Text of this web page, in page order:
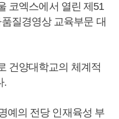
코엑스에서 열린 제51
질경영상 교육부문 대
건양대학교의 체계적
.
예의 전당 인재육성 부